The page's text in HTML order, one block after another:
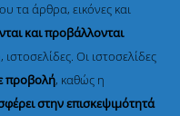
τα άρθρα, εικόνες και
και προβάλλονται
ιστοσελίδες. Οι ιστοσελίδες
προβολή, καθώς η
στην επισκεψιμότητά